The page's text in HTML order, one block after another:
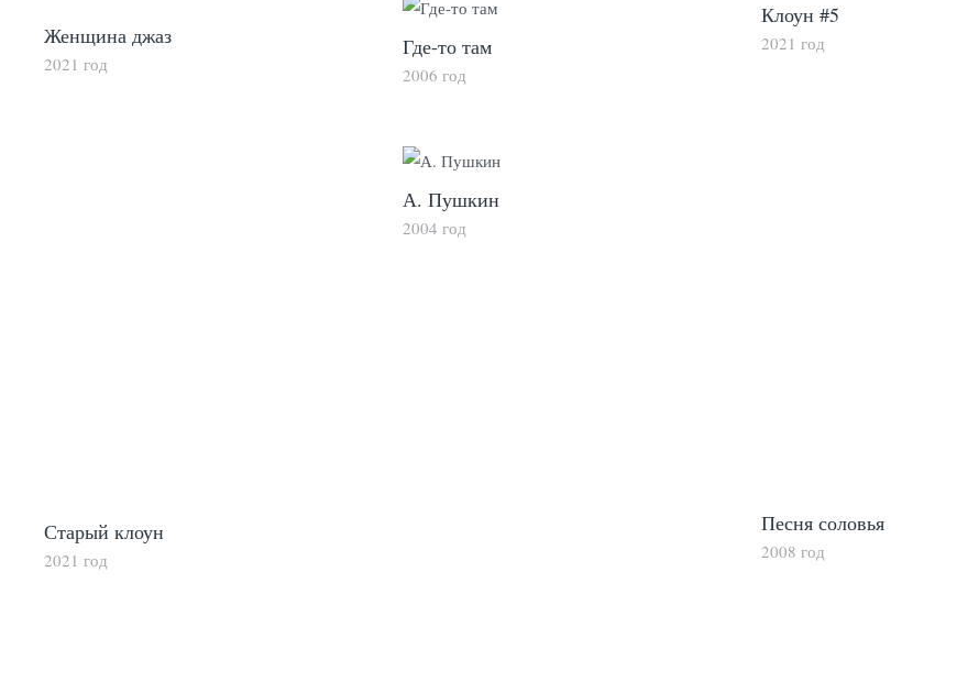
Женщина джаз
2021 год
Клоун #5
2021 год
Старый клоун
2021 год
Где-то там
2006 год
Песня соловья
2008 год
А. Пушкин
2004 год